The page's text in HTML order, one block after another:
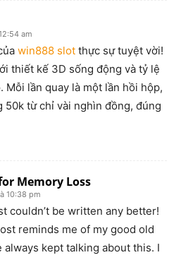
am
win888 slot thực sự tuyệt vời!
thiết kế 3D sống động và tỷ lệ
Mỗi lần quay là một lần hồi hộp,
50k từ chỉ vài nghìn đồng, đúng
Memory Loss
10:38 pm
couldn’t be written any better!
reminds me of my good old
always kept talking about this. I